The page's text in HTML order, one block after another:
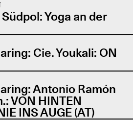
Yoga an der
Cie. Youkali: ON
Antonio Ramón
VON HINTEN
INS AUGE (AT)